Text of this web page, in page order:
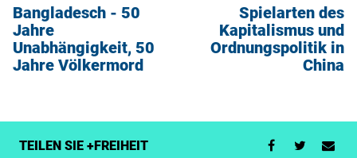
Bangladesch - 50
Jahre
Unabhängigkeit, 50
Jahre Völkermord
Spielarten des
Kapitalismus und
Ordnungspolitik in
China
TEILEN SIE +FREIHEIT